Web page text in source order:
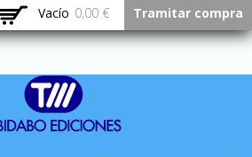
alVacío 0,00 € Tramitar compra